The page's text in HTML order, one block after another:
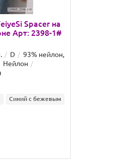
Spacer на
Арт: 2398-1#
D
93% нейлон,
Нейлон
Синий с бежевым